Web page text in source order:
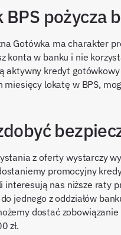
BPS pożycza
Gotówka ma charakter
konta w banku i nie
aktywny kredyt
miesięcy lokatę w BPS,
z oferty wystarczy
promocyjny
interesują nas niższe raty
jednego z oddziałów
dostać
zł.